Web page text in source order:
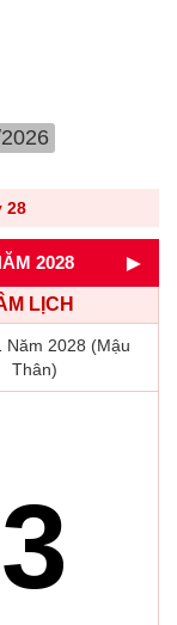
28
2028 ►
LỊCH
Năm 2028 (Mậu
Thân)
3